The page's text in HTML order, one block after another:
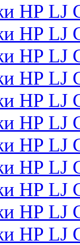
HP LJ
HP LJ
HP LJ
HP LJ
HP LJ
HP LJ
HP LJ
HP LJ
HP LJ
HP LJ
HP LJ